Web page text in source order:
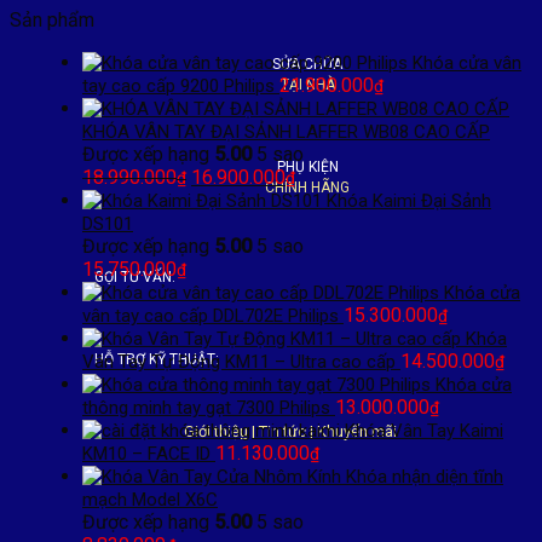
SỬA CHỮA
TẠI NHÀ
PHỤ KIỆN
CHÍNH HÃNG
GỌI TƯ VẤN:
HỖ TRỢ KỸ THUẬT:
Giới thiệu|Tin tức|Khuyến mãi
Sản phẩm
Khóa cửa vân
tay cao cấp 9200 Philips 21.900.000₫
KHÓA VÂN TAY ĐẠI SẢNH LAFFER WB08 CAO CẤP
Được xếp hạng 5.005 sao
18.990.000₫ Giá
gốc
18.990.000₫.
16.900.000₫Giá
hiện
là:
Khóa Kaimi Đại Sảnh
DS101
Được xếp hạng 5.005 sao
15.750.000₫
Khóa cửa
vân tay cao cấp DDL702E Philips 15.300.000₫
Khóa
Vân Tay Tự Động KM11 – Ultra cao cấp 14.500.000₫
Khóa cửa
thông minh tay gạt 7300 Philips 13.000.000₫
Khóa Vân Tay Kaimi
KM10 – FACE ID 11.130.000₫
Khóa nhận diện tĩnh
mạch Model X6C
Được xếp hạng 5.005 sao